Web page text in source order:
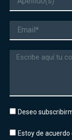
Correo
electrónico
Mensaje
Deseo
Estoy de acuerdo